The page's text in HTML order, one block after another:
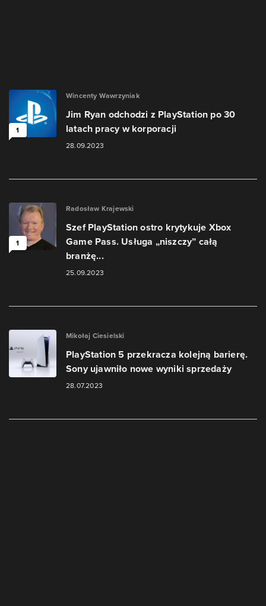
1
Wincenty Wawrzyniak
Jim Ryan odchodzi z PlayStation po 30
latach pracy w korporacji
28.09.2023
1
Radosław Krajewski
Szef PlayStation ostro krytykuje Xbox
Game Pass. Usługa „niszczy” całą
branżę...
25.09.2023
Mikołaj Ciesielski
PlayStation 5 przekracza kolejną barierę.
Sony ujawniło nowe wyniki sprzedaży
28.07.2023